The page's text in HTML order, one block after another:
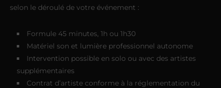
selon le déroulé de votre événement :
Formule 45 minutes, 1h ou 1h30
Matériel son et lumière professionnel autonome
Intervention possible en solo ou avec des artistes
supplémentaires
Contrat d’artiste conforme à la réglementation du